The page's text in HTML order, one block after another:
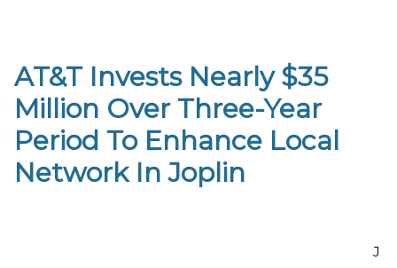
AT&T Invests Nearly $35
Million Over Three-Year
Period To Enhance Local
Network In Joplin
J